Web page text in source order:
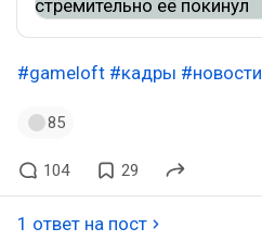
#gameloft #кадры #новости
85
104 29
1 ответ на пост